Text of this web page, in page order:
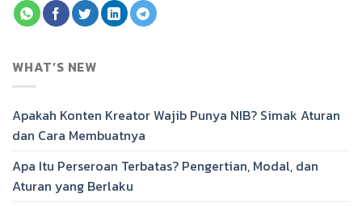
WHAT’S NEW
Apakah Konten Kreator Wajib Punya NIB? Simak Aturan
dan Cara Membuatnya
Apa Itu Perseroan Terbatas? Pengertian, Modal, dan
Aturan yang Berlaku